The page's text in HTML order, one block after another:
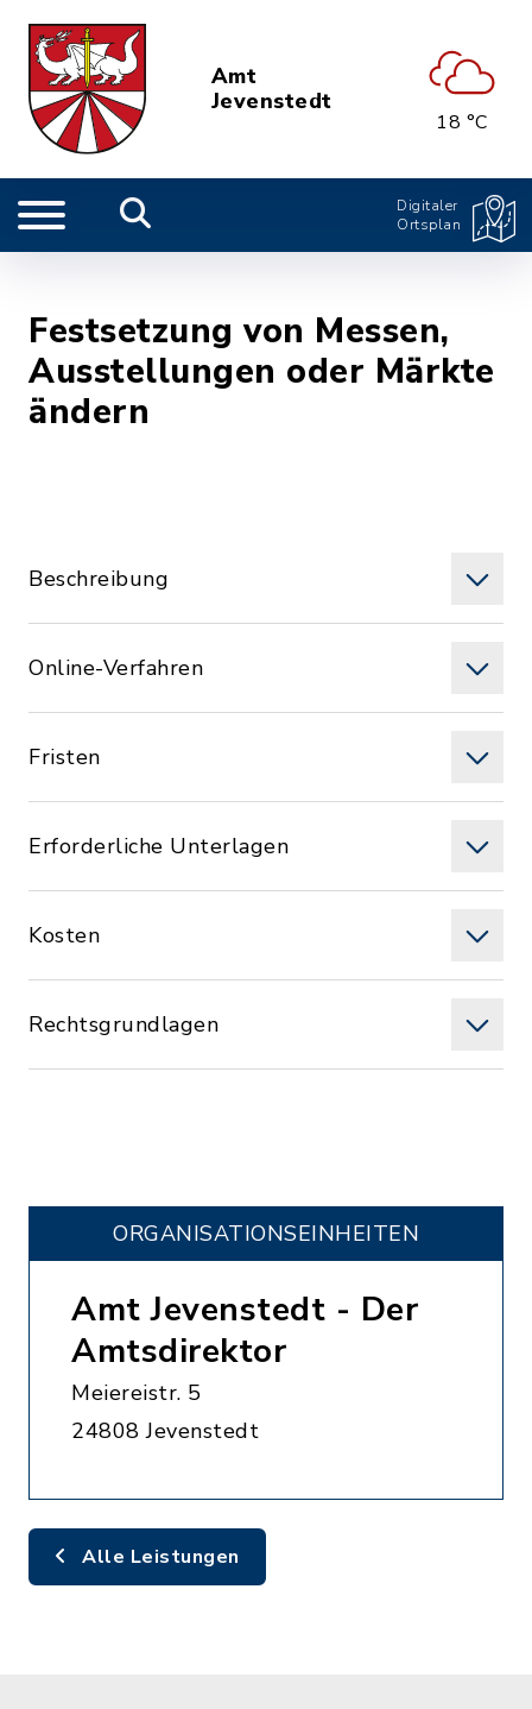
Amt
Jevenstedt
18 °C
Digitaler
Ortsplan
Festsetzung von Messen,
Ausstellungen oder Märkte
ändern
Beschreibung
Online-Verfahren
Fristen
Erforderliche Unterlagen
Kosten
Rechtsgrundlagen
ORGANISATIONS­EINHEITEN
Amt Jevenstedt - Der
Amtsdirektor
Meiereistr. 5
24808 Jevenstedt
Alle Leistungen